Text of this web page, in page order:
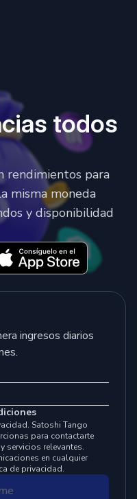
todos
rendimientos para
misma moneda
y disponibilidad
ingresos diarios
Satoshi Tango
para contactarte
servicios relevantes.
en cualquier
de privacidad.